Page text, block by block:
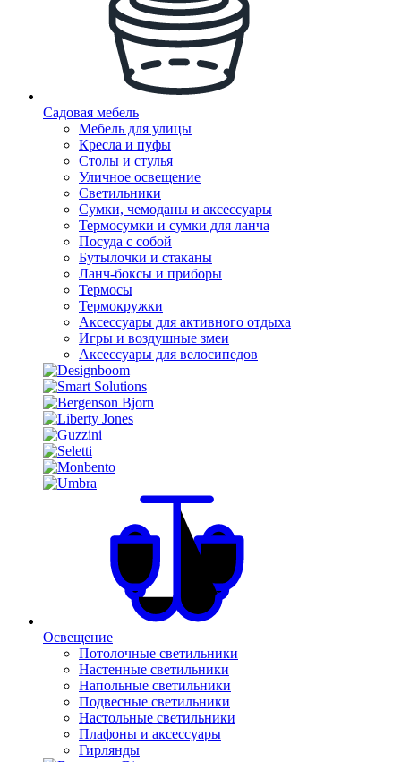
Садовая мебель
Мебель для улицы
Кресла и пуфы
Столы и стулья
Уличное освещение
Светильники
Сумки, чемоданы и аксессуары
Термосумки и сумки для ланча
Посуда с собой
Бутылочки и стаканы
Ланч-боксы и приборы
Термосы
Термокружки
Аксессуары для активного отдыха
Игры и воздушные змеи
Аксессуары для велосипедов
Освещение
Потолочные светильники
Настенные светильники
Напольные светильники
Подвесные светильники
Настольные светильники
Плафоны и аксессуары
Гирлянды